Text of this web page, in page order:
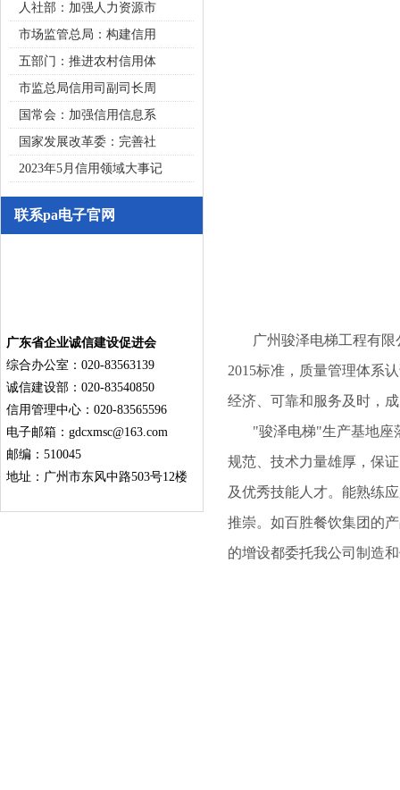
人社部：加强人力资源市
市场监管总局：构建信用
五部门：推进农村信用体
市监总局信用司副司长周
国常会：加强信用信息系
国家发展改革委：完善社
2023年5月信用领域大事记
联系pa电子官网
广东省企业诚信建设促进会
综合办公室：020-83563139
诚信建设部：020-83540850
信用管理中心：020-83565596
电子邮箱： gdcxmsc@163.com
邮编：510045
地址：广州市东风中路503号12楼
广州骏泽电梯工程有限公
2015标准，质量管理体系
经济、可靠和服务及时，
"骏泽电梯"生产基地座落
规范、技术力量雄厚，保
及优秀技能人才。能熟练
推崇。如百胜餐饮集团的
的增设都委托我公司制造